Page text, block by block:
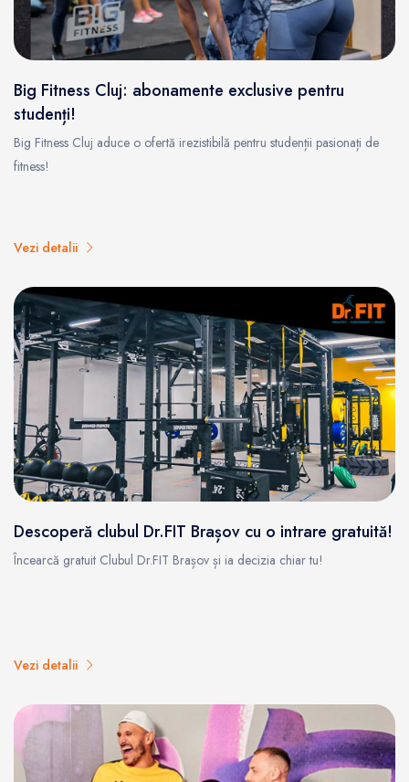
Big Fitness Cluj: abonamente exclusive pentru
studenți!
Big Fitness Cluj aduce o ofertă irezistibilă pentru studenții pasionați de
fitness!
Vezi detalii
Descoperă clubul Dr.FIT Brașov cu o intrare gratuită!
Încearcă gratuit Clubul Dr.FIT Brașov și ia decizia chiar tu!
Vezi detalii